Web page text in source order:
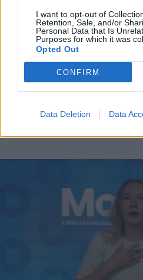
I want to opt-out of
Retention, Sale, and/or
Personal Data that Is
Purposes for which it was
Opted Out
CONFIRM
Data Deletion Data
La puntata di Moneta
agosto 2026